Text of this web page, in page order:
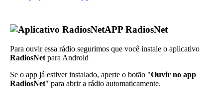
APP RadiosNet
Para ouvir essa rádio segurimos que você instale o aplicativo
RadiosNet para Android
Se o app já estiver instalado, aperte o botão "Ouvir no app
RadiosNet" para abrir a rádio automaticamente.